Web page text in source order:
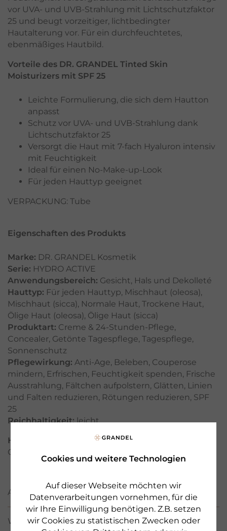
Cookies und weitere Technologien
Auf dieser Webseite möchten wir
Datenverarbeitungen vornehmen, für die
wir Ihre Einwilligung benötigen. Z.B. setzen
wir Cookies zu statistischen Zwecken oder
vor UVA- und UVB-Strahlung mit Lichtschutzfaktor
25 und beugt vorzeitiger, lichtbedingter
Hautalterung vor. Für ein durchfeuchtetes,
ebenmäßiges Hautbild.
Vorteile des DR. GRANDEL Tinted Skin
Moisturizers mit SPF 25
Leichte Formulierung, die sich dem Hautton
anpasst
Schutz vor UVA- und UVB-Strahlung dank
Lichtschutzfaktor 25
Versorgt die Haut mit 7-fach Hyaluron intensiv
mit Feuchtigkeit
Ideal für einen No-Make-up-Look
Für jeden Hauttyp geeignet
VERPACKUNG: Tube
Eigenschaften des Produkts
Marke: DR. GRANDEL Kosmetik
Serie: HYDRO ACTIVE
Anwendungsbereich: Gesicht, Hals und Dekolleté
Hauttyp: Für jeden Hauttyp, Mischhaut (oleosa),
Mischhaut (sicca), Normale Haut, Trockene Haut,
Ölige Haut (oleosa), Ölige Haut (sicca)
Produktart: Creme & 24-Stunden-Pflege,
Concealer, Getönte Tagespflege, Tagespflege,
Sonnenschutz
Pflegewirkung: Anti-Age, Beleben, Couperose
mindern, Erfrischen, Feuchtigkeit spenden, Frische
Ausstrahlung, Fältchen aufpolstern, Glätten, Linien
und Falten reduzieren, Rötungen reduzieren, SPF
25
Reichhaltigkeit: leicht
Hersteller:
Made in Germany by DR. GRANDEL
GmbH, Augsburg, www.drgrandel.com
ANWENDUNG
WIRKSTOFFE / INCI